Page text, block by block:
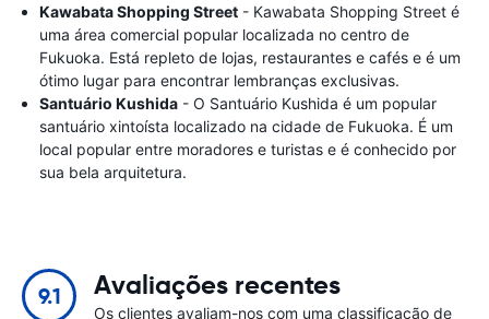
Kawabata Shopping Street - Kawabata Shopping Street é
uma área comercial popular localizada no centro de
Fukuoka. Está repleto de lojas, restaurantes e cafés e é um
ótimo lugar para encontrar lembranças exclusivas.
Santuário Kushida - O Santuário Kushida é um popular
santuário xintoísta localizado na cidade de Fukuoka. É um
local popular entre moradores e turistas e é conhecido por
sua bela arquitetura.
9.1 Avaliações recentes
Os clientes avaliam-nos com uma classificação de